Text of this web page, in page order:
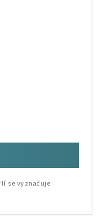
se vyznačuje